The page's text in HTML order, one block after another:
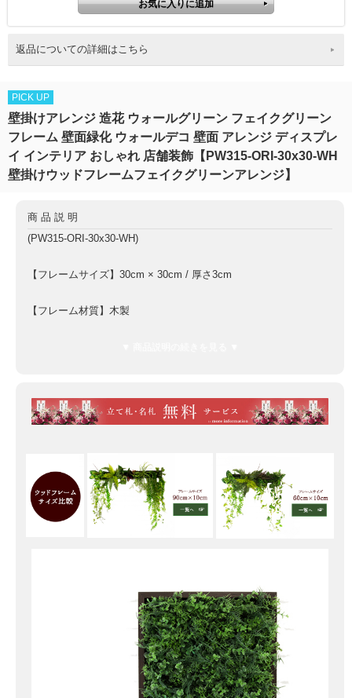
返品についての詳細はこちら
PICK UP
壁掛けアレンジ 造花 ウォールグリーン フェイクグリーン
フレーム 壁面緑化 ウォールデコ 壁面 アレンジ ディスプレ
イ インテリア おしゃれ 店舗装飾【PW315-ORI-30x30-WH
壁掛けウッドフレームフェイクグリーンアレンジ】
商品説明
(PW315-ORI-30x30-WH)
【フレームサイズ】30cm × 30cm / 厚さ3cm
【フレーム材質】木製
【仕様】金具フック本体は商品に取り付けられていない状態での